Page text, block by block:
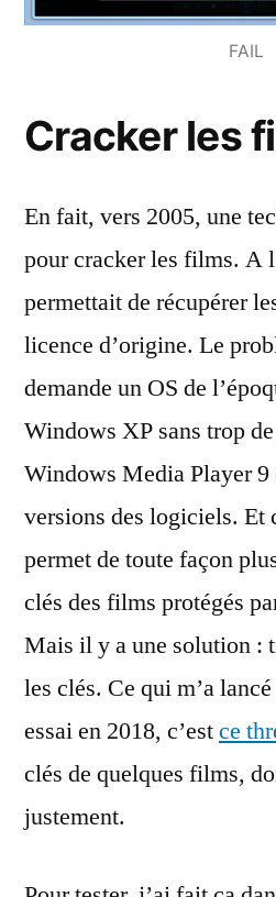
FAIL
Cracker les
En fait, vers 2005, une
pour cracker les films. A
permettait de récupérer
licence d’origine. Le
demande un OS de
Windows XP sans trop
Windows Media Player 9
versions des logiciels. Et
permet de toute façon
clés des films protégés
Mais il y a une solution :
les clés. Ce qui m’a
essai en 2018, c’estce
clés de quelques films,
justement.